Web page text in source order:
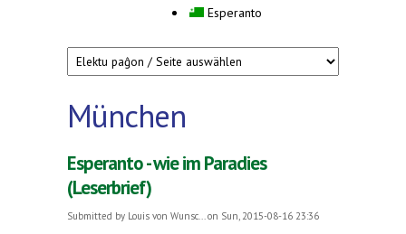
Esperanto
München
Esperanto - wie im Paradies
(Leserbrief)
Submitted by Louis von Wunsc... on Sun, 2015-08-16 23:36